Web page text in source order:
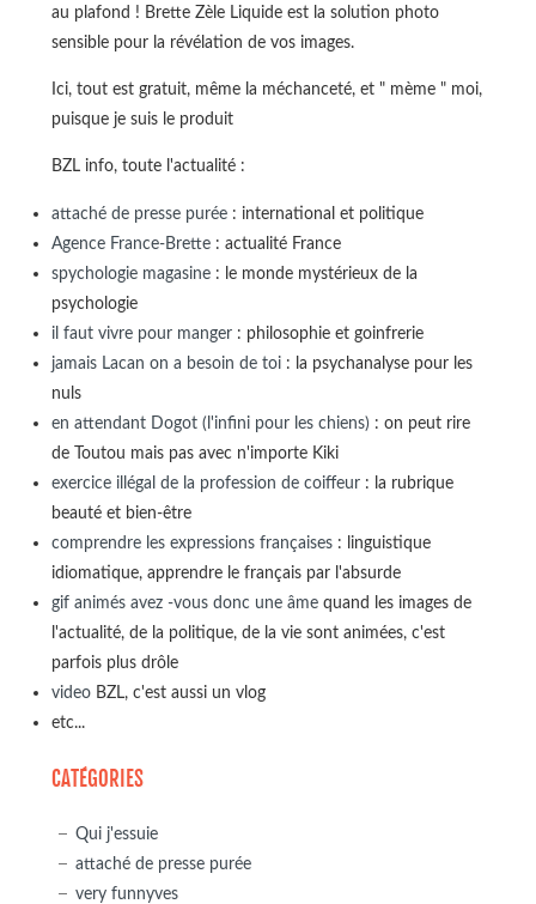
au plafond ! Brette Zèle Liquide est la solution photo
sensible pour la révélation de vos images.
Ici, tout est gratuit, même la méchanceté, et " mème " moi,
puisque je suis le produit
BZL info, toute l'actualité :
attaché de presse purée: international et politique
Agence France-Brette: actualité France
spychologie magasine: le monde mystérieux de la
psychologie
il faut vivre pour manger: philosophie et goinfrerie
jamais Lacan on a besoin de toi: la psychanalyse pour les
nuls
en attendant Dogot (l'infini pour les chiens): on peut rire
de Toutou mais pas avec n'importe Kiki
exercice illégal de la profession de coiffeur: la rubrique
beauté et bien-être
comprendre les expressions françaises: linguistique
idiomatique, apprendre le français par l'absurde
gif animés avez -vous donc une âmequand les images de
l'actualité, de la politique, de la vie sont animées, c'est
parfois plus drôle
videoBZL, c'est aussi un vlog
etc...
CATÉGORIES
Qui j'essuie
attaché de presse purée
very funnyves